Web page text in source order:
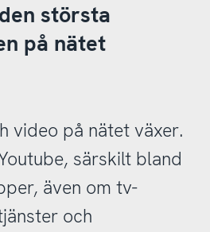
största
på nätet
video på nätet växer.
särskilt bland
även om tv-
och